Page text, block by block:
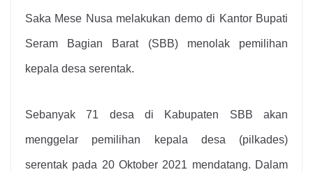
Saka Mese Nusa melakukan demo di Kantor Bupati
Seram Bagian Barat (SBB) menolak pemilihan
kepala desa serentak.
Sebanyak 71 desa di Kabupaten SBB akan
menggelar pemilihan kepala desa (pilkades)
serentak pada 20 Oktober 2021 mendatang. Dalam